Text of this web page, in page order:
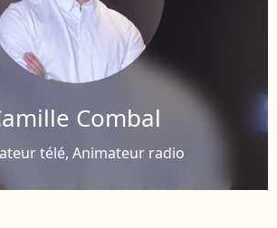
Combal
télé, Animateur radio